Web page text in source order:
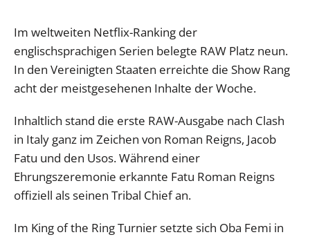
Im weltweiten Netflix-Ranking der
englischsprachigen Serien belegte RAW Platz neun.
In den Vereinigten Staaten erreichte die Show Rang
acht der meistgesehenen Inhalte der Woche.
Inhaltlich stand die erste RAW-Ausgabe nach Clash
in Italy ganz im Zeichen von Roman Reigns, Jacob
Fatu und den Usos. Während einer
Ehrungszeremonie erkannte Fatu Roman Reigns
offiziell als seinen Tribal Chief an.
Im King of the Ring Turnier setzte sich Oba Femi in